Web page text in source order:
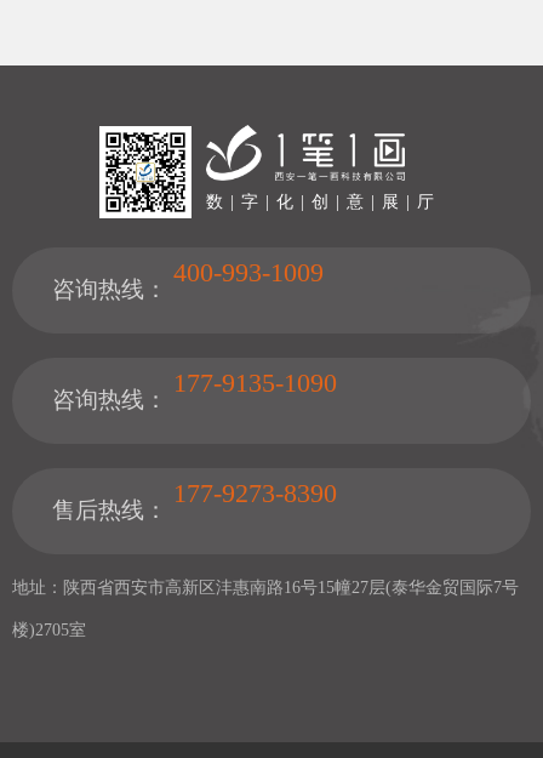
数 | 字 | 化 | 创 | 意 | 展 | 厅
咨询热线：
400-993-1009
咨询热线：
177-9135-1090
售后热线：
177-9273-8390
地址：陕西省西安市高新区沣惠南路16号15幢27层(泰华金贸国际7号
楼)2705室